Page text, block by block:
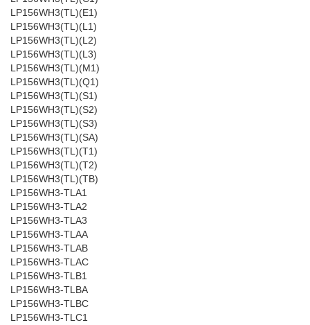
LP156WH3(TL)(E1)
LP156WH3(TL)(L1)
LP156WH3(TL)(L2)
LP156WH3(TL)(L3)
LP156WH3(TL)(M1)
LP156WH3(TL)(Q1)
LP156WH3(TL)(S1)
LP156WH3(TL)(S2)
LP156WH3(TL)(S3)
LP156WH3(TL)(SA)
LP156WH3(TL)(T1)
LP156WH3(TL)(T2)
LP156WH3(TL)(TB)
LP156WH3-TLA1
LP156WH3-TLA2
LP156WH3-TLA3
LP156WH3-TLAA
LP156WH3-TLAB
LP156WH3-TLAC
LP156WH3-TLB1
LP156WH3-TLBA
LP156WH3-TLBC
LP156WH3-TLC1